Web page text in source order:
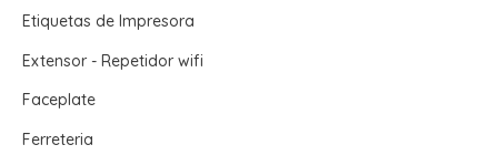
Etiquetas de Impresora
Extensor - Repetidor wifi
Faceplate
Ferreteria